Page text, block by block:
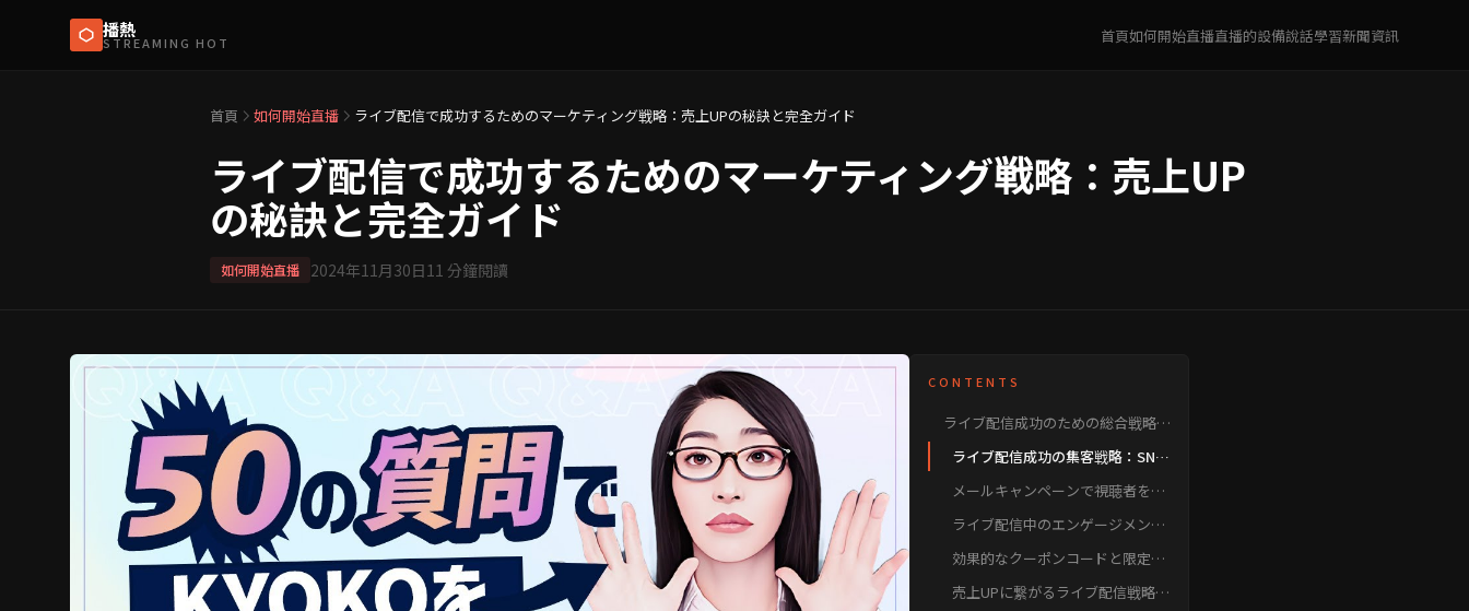
播熱
STREAMING HOT 首頁如何開始直播直播的設備說話學習新聞資訊
首頁 如何開始直播 ライブ配信で成功するためのマーケティング戦略：売上UPの秘訣と完全ガイド
ライブ配信で成功するためのマーケティング戦略：売上UP
の秘訣と完全ガイド
如何開始直播 2024年11月30日11 分鐘閱讀
CONTENTS
ライブ配信成功のための総合戦略：
ライブ配信成功の集客戦略：SNS
メールキャンペーンで視聴者を獲
ライブ配信中のエンゲージメント
効果的なクーポンコードと限定特
売上UPに繋がるライブ配信戦略の